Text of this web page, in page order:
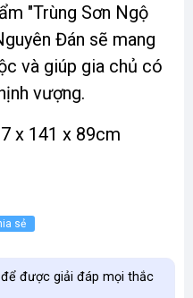
"Trùng Sơn Ngộ
Đán sẽ mang
và giúp gia chủ có
vượng.
x 141 x 89cm
sẻ
để được giải đáp mọi thắc